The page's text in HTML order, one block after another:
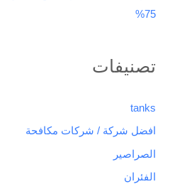
75%
تصنيفات
tanks
افضل شركة / شركات مكافحة
الصراصير
الفئران